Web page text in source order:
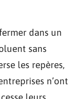
dans un
sans
les repères,
n’ont
leurs